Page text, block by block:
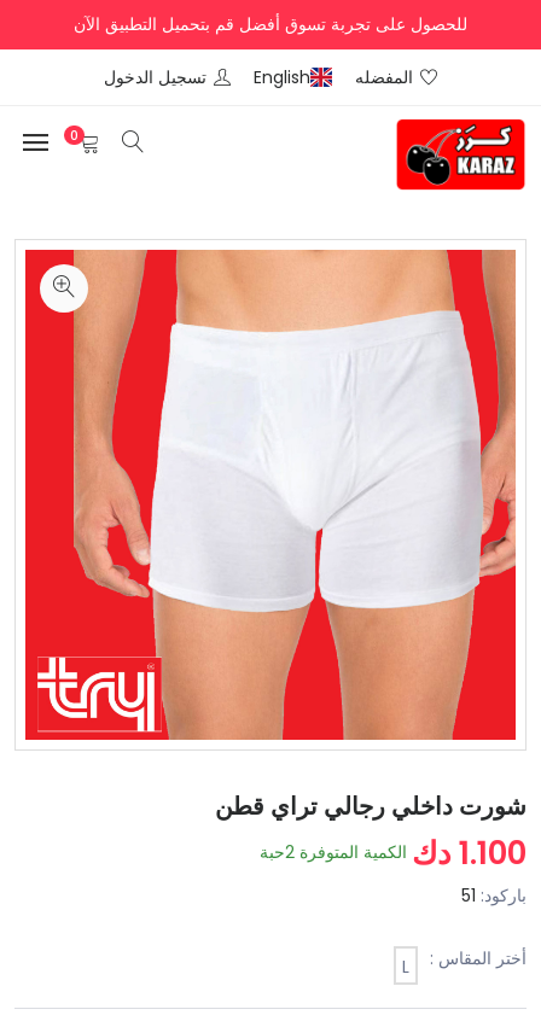
للحصول على تجربة تسوق أفضل قم بتحميل التطبيق الآن
المفضله English تسجيل الدخول
0
شورت داخلي رجالي تراي قطن
1.100 دك الكمية المتوفرة 2حبة
باركود: 51
أختر المقاس : L